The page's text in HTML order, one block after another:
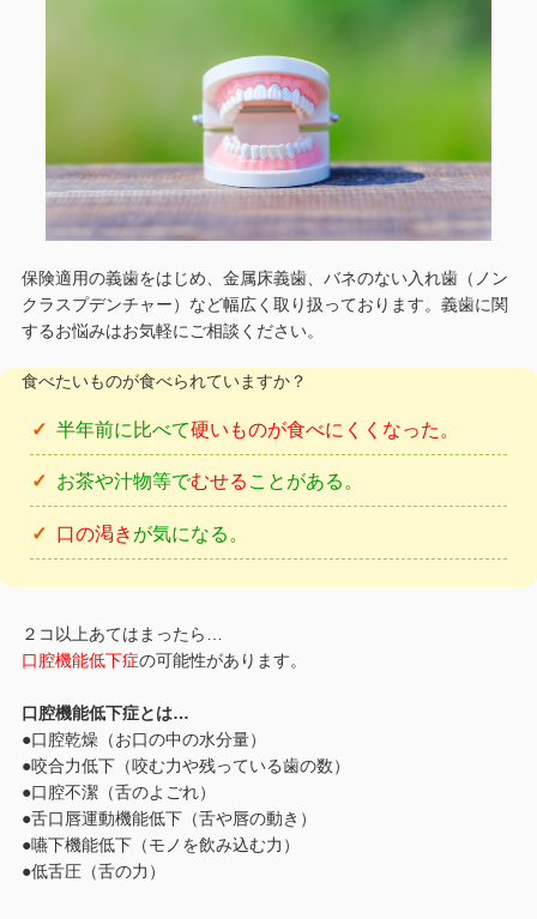
保険適用の義歯をはじめ、金属床義歯、バネのない入れ歯（ノン
クラスプデンチャー）など幅広く取り扱っております。義歯に関
するお悩みはお気軽にご相談ください。
食べたいものが食べられていますか？
半年前に比べて硬いものが食べにくくなった。
お茶や汁物等でむせる ことがある。
口の渇き が気になる。
２コ以上あてはまったら…
口腔機能低下症の可能性があります。
口腔機能低下症とは…
●口腔乾燥（お口の中の水分量）
●咬合力低下（咬む力や残っている歯の数）
●口腔不潔（舌のよごれ）
●舌口唇運動機能低下（舌や唇の動き）
●嚥下機能低下（モノを飲み込む力）
●低舌圧（舌の力）